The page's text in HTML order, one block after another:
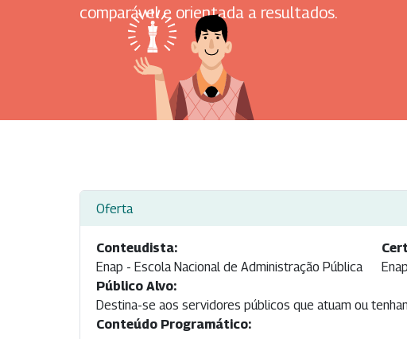
comparável e orientada a resultados.
Oferta
Conteudista:
Enap - Escola Nacional de Administração Pública
Público Alvo:
Destina-se aos servidores públicos que atuam ou
Conteúdo Programático: